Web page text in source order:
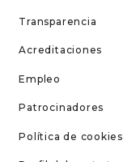
Transparencia
Acreditaciones
Empleo
Patrocinadores
Política de cookies